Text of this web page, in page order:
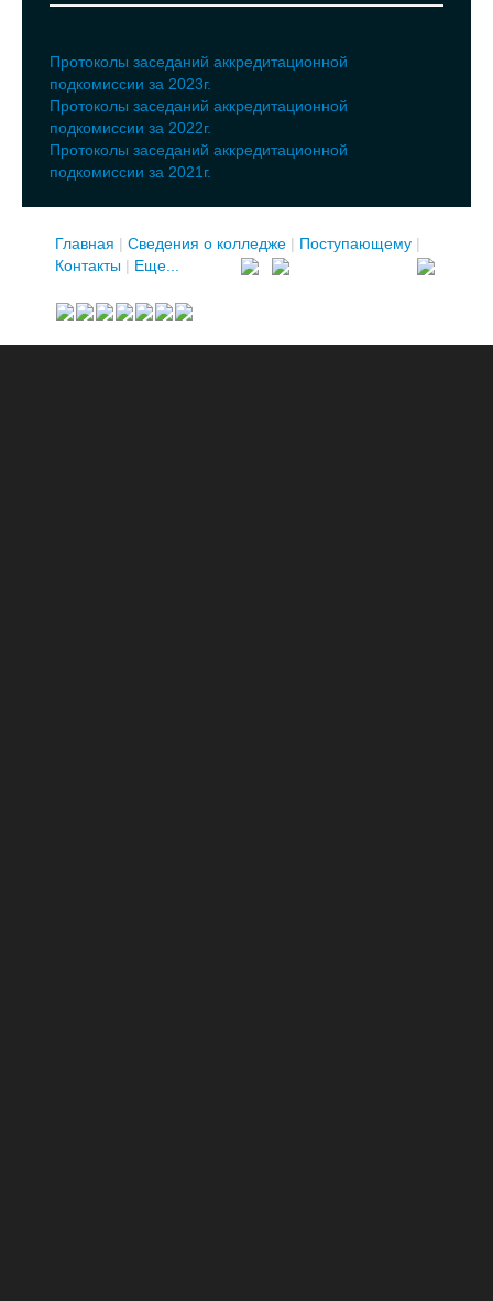
Протоколы заседаний аккредитационной
подкомиссии за 2023г.
Протоколы заседаний аккредитационной
подкомиссии за 2022г.
Протоколы заседаний аккредитационной
подкомиссии за 2021г.
Главная | Сведения о колледже| Поступающему|
Контакты| Еще...